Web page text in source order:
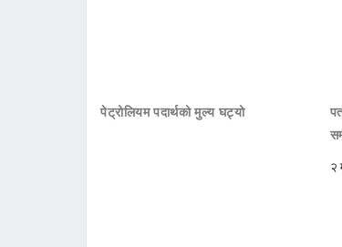
पेट्रोलियम पदार्थको मुल्य घट्यो
२